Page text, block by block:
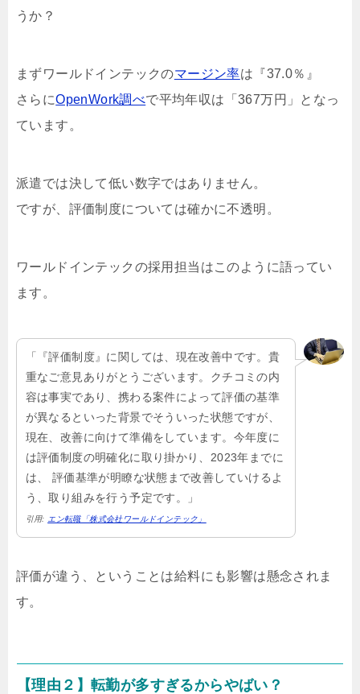
うか？
まずワールドインテックのマージン率は『37.0％』
さらにOpenWork調べで平均年収は「367万円」となっ
ています。
派遣では決して低い数字ではありません。
ですが、評価制度については確かに不透明。
ワールドインテックの採用担当はこのように語ってい
ます。
「『評価制度』に関しては、現在改善中です。貴
重なご意見ありがとうございます。クチコミの内
容は事実であり、携わる案件によって評価の基準
が異なるといった背景でそういった状態ですが、
現在、改善に向けて準備をしています。今年度に
は評価制度の明確化に取り掛かり、2023年までに
は、 評価基準が明瞭な状態まで改善していけるよ
う、取り組みを行う予定です。」
引用: エン転職「株式会社ワールドインテック」
評価が違う、ということは給料にも影響は懸念されま
す。
【理由２】転勤が多すぎるからやばい？